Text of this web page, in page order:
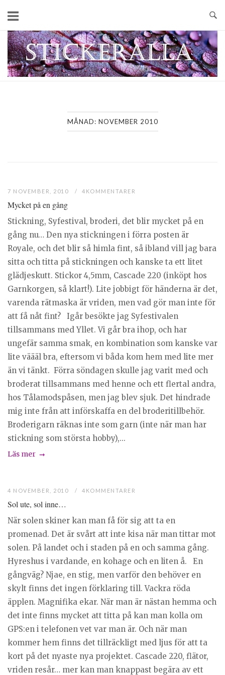
content
Home
MÅNAD: NOVEMBER 2010
7 NOVEMBER, 2010 4KOMMENTARER
Mycket på en gång
Stickning, Syfestival, broderi, det blir mycket på en
gång nu… Den nya stickningen i förra posten är
Royale, och det blir så himla fint, så ibland vill jag bara
sitta och titta på stickningen och kanske ta ett litet
glädjeskutt. Stickor 4,5mm, Cascade 220 (inköpt hos
Garnkorgen, så klart!). Lite jobbigt för händerna är det,
varenda rätmaska är vriden, men vad gör man inte för
att få nåt fint? Igår besökte jag Syfestivalen
tillsammans med Yllet. Vi går bra ihop, och har
ungefär samma smak, en kombination som kanske var
lite väääl bra, eftersom vi båda kom hem med lite mer
än vi tänkt. Förra söndagen skulle jag varit med och
broderat tillsammans med henne och ett flertal andra,
hos Tålamodspåsen, men jag blev sjuk. Det hindrade
mig inte från att införskaffa en del broderitillbehör.
Broderigarn räknas inte som garn (inte när man har
stickning som största hobby),...
Läs mer
4 NOVEMBER, 2010 4KOMMENTARER
Sol ute, sol inne…
När solen skiner kan man få för sig att ta en
promenad. Det är svårt att inte kisa när man tittar mot
solen. På landet och i staden på en och samma gång.
Hyreshus i vardande, en kohage och en liten å. En
gångväg? Njae, en stig, men varför den behöver en
skylt finns det ingen förklaring till. Vackra röda
äpplen. Magnifika ekar. När man är nästan hemma och
det inte finns mycket att titta på kan man kolla om
GPS:en i telefonen vet var man är. Och när man
kommer hem finns det tillräckligt med ljus för att ta
kort på det nyaste nya projektet. Cascade 220, flätor,
vriden resår… mer kan man knappast begära av ett